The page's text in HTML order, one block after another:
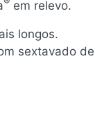
em relevo.
longos.
sextavado de